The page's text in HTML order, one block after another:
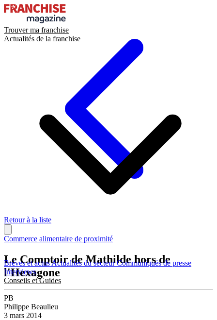
Trouver ma franchise
Actualités de la franchise
Brèves et actusActualités du secteurCommuniqués de presse
Interviews
Conseils et Guides
Retour à la liste
Commerce alimentaire de proximité
Le Comptoir de Mathilde hors de
l'Hexagone
PB
Philippe Beaulieu
3 mars 2014